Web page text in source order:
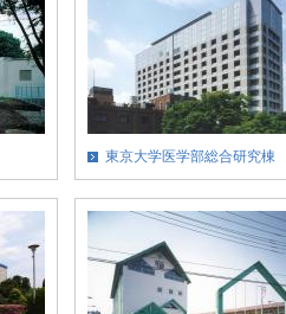
東京大学医学部総合研究棟